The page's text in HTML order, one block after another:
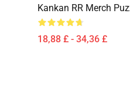
Kankan RR Merch
18,88 £ - 34,36 £